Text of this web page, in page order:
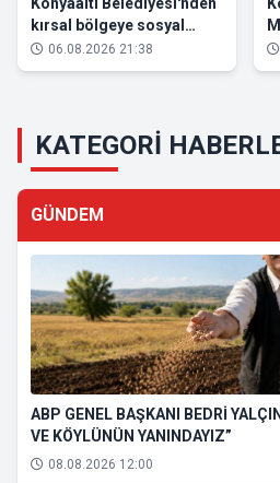
kırsal bölgeye sosyal
etkinlik alanı projesi
06.08.2026 21:38
KATEGORİ
GÜNDEM
ABP GENEL BAŞKANI BEDRİ
VE KÖYLÜNÜN YANINDAYIZ”
08.08.2026 12:00